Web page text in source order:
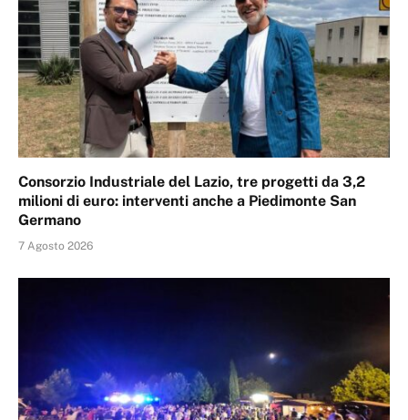
Consorzio Industriale del Lazio, tre progetti da 3,2
milioni di euro: interventi anche a Piedimonte San
Germano
7 Agosto 2026